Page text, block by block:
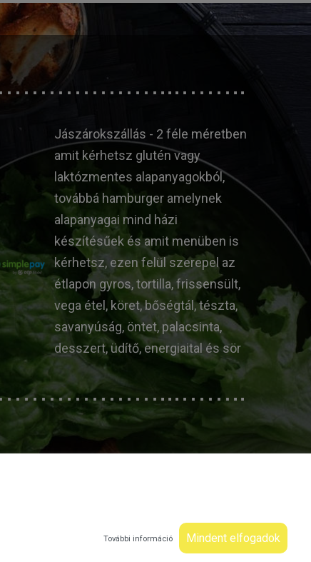
Jászárokszállás - 2 féle méretben
amit kérhetsz glutén vagy
laktózmentes alapanyagokból,
továbbá hamburger amelynek
alapanyagai mind házi
készítésűek és amit menüben is
kérhetsz, ezen felül szerepel az
étlapon gyros, tortilla, frissensült,
vega étel, köret, bőségtál, tészta,
savanyúság, öntet, palacsinta,
desszert, üdítő, energiaital és sör
További információ Mindent elfogadok